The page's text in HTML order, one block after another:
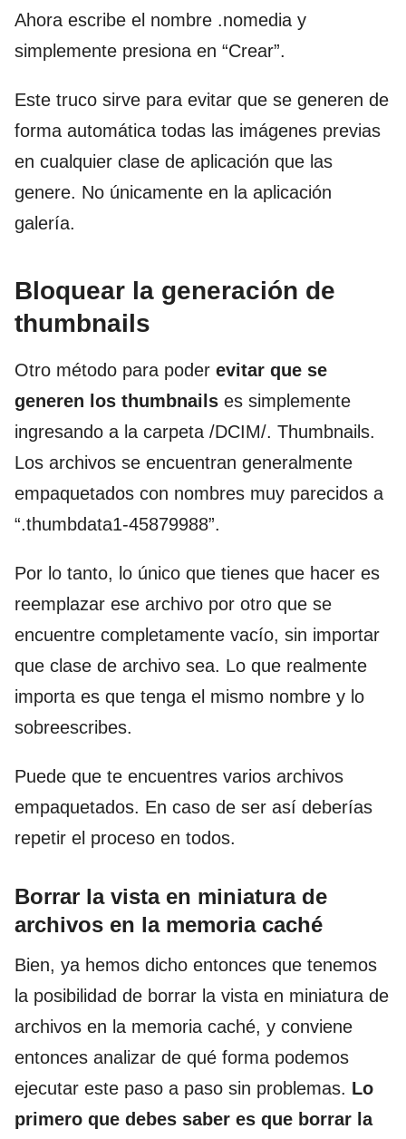
Ahora escribe el nombre .nomedia y
simplemente presiona en “Crear”.
Este truco sirve para evitar que se generen de
forma automática todas las imágenes previas
en cualquier clase de aplicación que las
genere. No únicamente en la aplicación
galería.
Bloquear la generación de
thumbnails
Otro método para poder evitar que se
generen los thumbnails es simplemente
ingresando a la carpeta /DCIM/. Thumbnails.
Los archivos se encuentran generalmente
empaquetados con nombres muy parecidos a
“.thumbdata1-45879988”.
Por lo tanto, lo único que tienes que hacer es
reemplazar ese archivo por otro que se
encuentre completamente vacío, sin importar
que clase de archivo sea. Lo que realmente
importa es que tenga el mismo nombre y lo
sobreescribes.
Puede que te encuentres varios archivos
empaquetados. En caso de ser así deberías
repetir el proceso en todos.
Borrar la vista en miniatura de
archivos en la memoria caché
Bien, ya hemos dicho entonces que tenemos
la posibilidad de borrar la vista en miniatura de
archivos en la memoria caché, y conviene
entonces analizar de qué forma podemos
ejecutar este paso a paso sin problemas. Lo
primero que debes saber es que borrar la